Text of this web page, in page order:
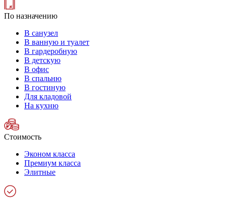
По назначению
В санузел
В ванную и туалет
В гардеробную
В детскую
В офис
В спальню
В гостиную
Для кладовой
На кухню
Стоимость
Эконом класса
Премиум класса
Элитные